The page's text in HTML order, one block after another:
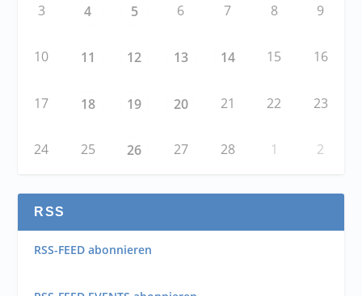
3 4 5 6 7 8 9
10 11 12 13 14 15 16
17 18 19 20 21 22 23
24 25 26 27 28 1 2
RSS
RSS-FEED abonnieren